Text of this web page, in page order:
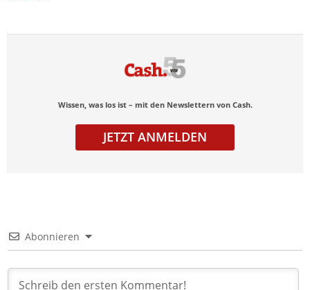
Wissen, was los ist – mit den Newslettern von Cash.
JETZT ANMELDEN
Abonnieren